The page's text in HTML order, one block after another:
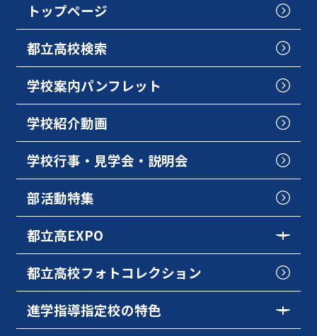
トップページ
都立高校検索
学校案内パンフレット
学校紹介動画
学校行事・見学会・説明会
部活動特集
都立高EXPO
都立高校フォトコレクション
進学指導指定校の特色